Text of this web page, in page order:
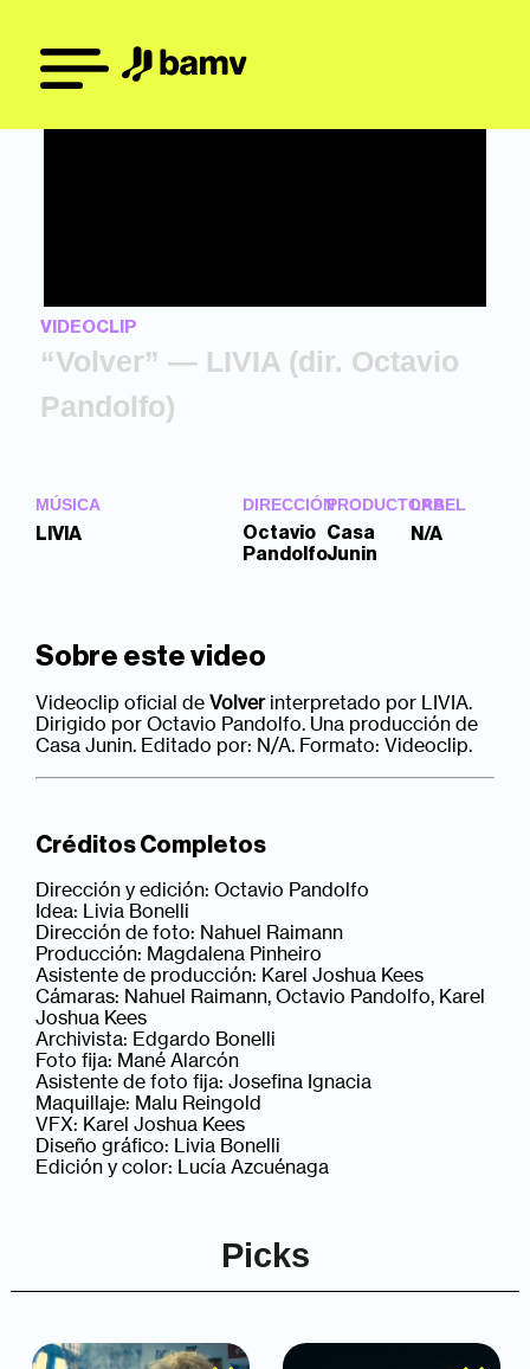
VIDEOCLIP
“Volver” — LIVIA (dir. Octavio
Pandolfo)
MÚSICA
LIVIA
DIRECCIÓN
Octavio
Pandolfo
PRODUCTORA
Casa
Junin
LABEL
N/A
Sobre este video
Videoclip oficial deVolverinterpretado por LIVIA.
Dirigido por Octavio Pandolfo. Una producción de
Casa Junin. Editado por: N/A. Formato: Videoclip.
Créditos Completos
Dirección y edición: Octavio Pandolfo
Idea: Livia Bonelli
Dirección de foto: Nahuel Raimann
Producción: Magdalena Pinheiro
Asistente de producción: Karel Joshua Kees
Cámaras: Nahuel Raimann, Octavio Pandolfo, Karel
Joshua Kees
Archivista: Edgardo Bonelli
Foto fija: Mané Alarcón
Asistente de foto fija: Josefina Ignacia
Maquillaje: Malu Reingold
VFX: Karel Joshua Kees
Diseño gráfico: Livia Bonelli
Edición y color: Lucía Azcuénaga
Picks